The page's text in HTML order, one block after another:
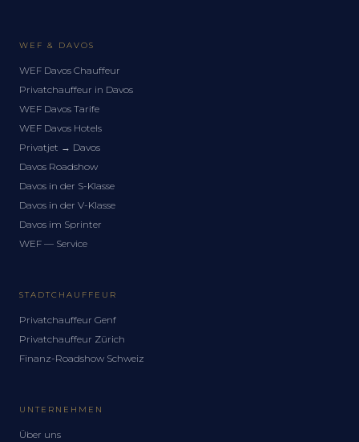
WEF & DAVOS
WEF Davos Chauffeur
Privatchauffeur in Davos
WEF Davos Tarife
WEF Davos Hotels
Privatjet → Davos
Davos Roadshow
Davos in der S-Klasse
Davos in der V-Klasse
Davos im Sprinter
WEF — Service
STADTCHAUFFEUR
Privatchauffeur Genf
Privatchauffeur Zürich
Finanz-Roadshow Schweiz
UNTERNEHMEN
Über uns